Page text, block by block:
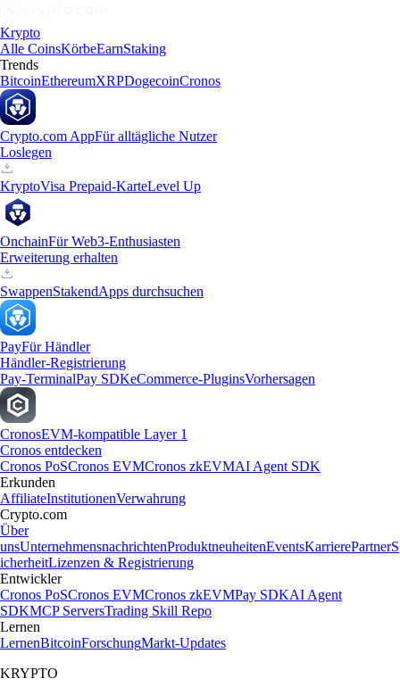
Krypto
Alle CoinsKörbeEarnStaking
Trends
BitcoinEthereumXRPDogecoinCronos
Crypto.com AppFür alltägliche Nutzer
Loslegen
KryptoVisa Prepaid-KarteLevel Up
OnchainFür Web3-Enthusiasten
Erweiterung erhalten
SwappenStakendApps durchsuchen
PayFür Händler
Händler-Registrierung
Pay-TerminalPay SDKeCommerce-PluginsVorhersagen
CronosEVM-kompatible Layer 1
Cronos entdecken
Cronos PoSCronos EVMCronos zkEVMAI Agent SDK
Erkunden
AffiliateInstitutionenVerwahrung
Crypto.com
Über
unsUnternehmensnachrichtenProduktneuheitenEventsKarrierePartnerS
icherheitLizenzen & Registrierung
Entwickler
Cronos PoSCronos EVMCronos zkEVMPay SDKAI Agent
SDKMCP ServersTrading Skill Repo
Lernen
LernenBitcoinForschungMarkt-Updates
KRYPTO